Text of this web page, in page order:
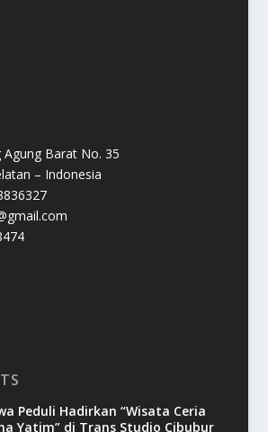
Agung Barat No. 35
– Indonesia
Peduli Hadirkan “Wisata Ceria
Yatim” di Trans Studio Cibubur